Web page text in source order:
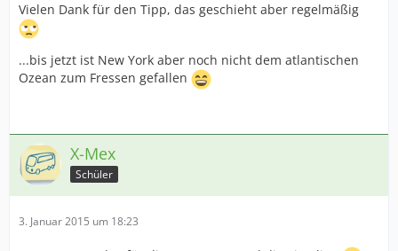
Vielen Dank für den Tipp, das geschieht aber regelmäßig
...bis jetzt ist New York aber noch nicht dem atlantischen
Ozean zum Fressen gefallen
X-Mex
Schüler
3. Januar 2015 um 18:23